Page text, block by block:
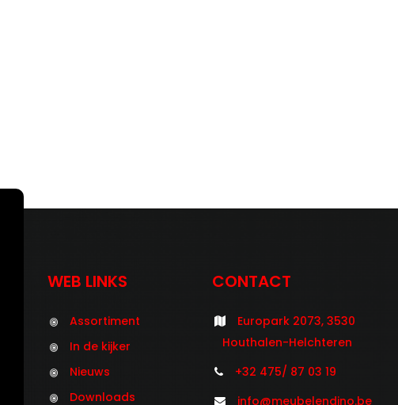
WEB LINKS
Assortiment
In de kijker
Nieuws
Downloads
CONTACT
Europark 2073, 3530
Houthalen-Helchteren
+32 475/ 87 03 19
info@meubelendino.be